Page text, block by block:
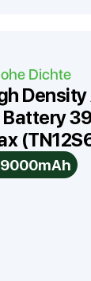
Dichte
Battery